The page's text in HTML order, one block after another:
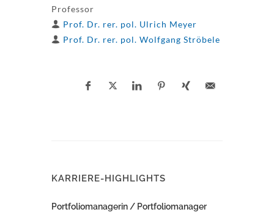
Professor
Prof. Dr. rer. pol. Ulrich Meyer
Prof. Dr. rer. pol. Wolfgang Ströbele
KARRIERE-HIGHLIGHTS
Portfoliomanagerin / Portfoliomanager